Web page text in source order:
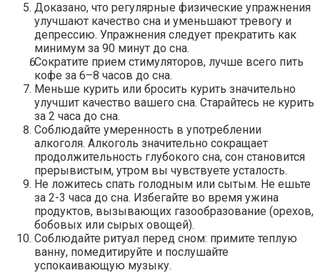
Доказано, что регулярные физические упражнения
улучшают качество сна и уменьшают тревогу и
депрессию. Упражнения следует прекратить как
минимум за 90 минут до сна.
Сократите прием стимуляторов, лучше всего пить
кофе за 6–8 часов до сна.
Меньше курить или бросить курить значительно
улучшит качество вашего сна. Старайтесь не курить
за 2 часа до сна.
Соблюдайте умеренность в употреблении
алкоголя. Алкоголь значительно сокращает
продолжительность глубокого сна, сон становится
прерывистым, утром вы чувствуете усталость.
Не ложитесь спать голодным или сытым. Не ешьте
за 2-3 часа до сна. Избегайте во время ужина
продуктов, вызывающих газообразование (орехов,
бобовых или сырых овощей).
Соблюдайте ритуал перед сном: примите теплую
ванну, помедитируйте и послушайте
успокаивающую музыку.